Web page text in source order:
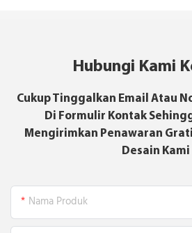
Hubungi Kami
Cukup Tinggalkan Email Atau
Di Formulir Kontak
Mengirimkan Penawaran
Desain Kami
Nama Produk